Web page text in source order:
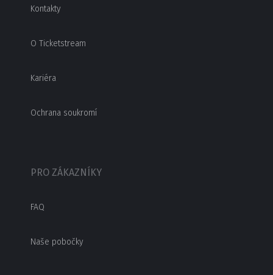
Kontakty
O Ticketstream
Kariéra
Ochrana soukromí
PRO ZÁKAZNÍKY
FAQ
Naše pobočky